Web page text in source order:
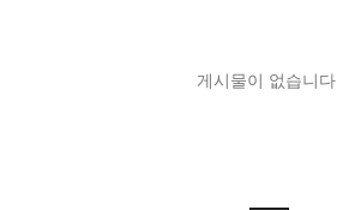
게시물이 없습니다.